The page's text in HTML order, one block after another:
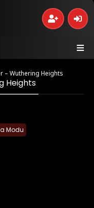
– Wuthering Heights
Heights
Modu